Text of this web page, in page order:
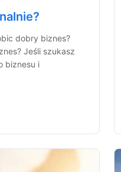
dobry biznes?
Jeśli szukasz
biznesu i